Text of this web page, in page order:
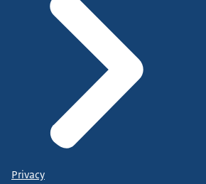
Privacy